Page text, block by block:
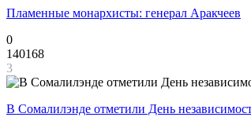
Пламенные монархисты: генерал Аракчеев
0
140168
3
В Сомалилэнде отметили День